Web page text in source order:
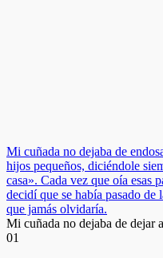
Mi cuñada no dejaba de
hijos pequeños, diciéndole
casa». Cada vez que oía esas
decidí que se había pasado
que jamás olvidaría.
Mi cuñada no dejaba de dejar
01